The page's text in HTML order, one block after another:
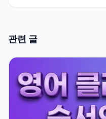
관련 글